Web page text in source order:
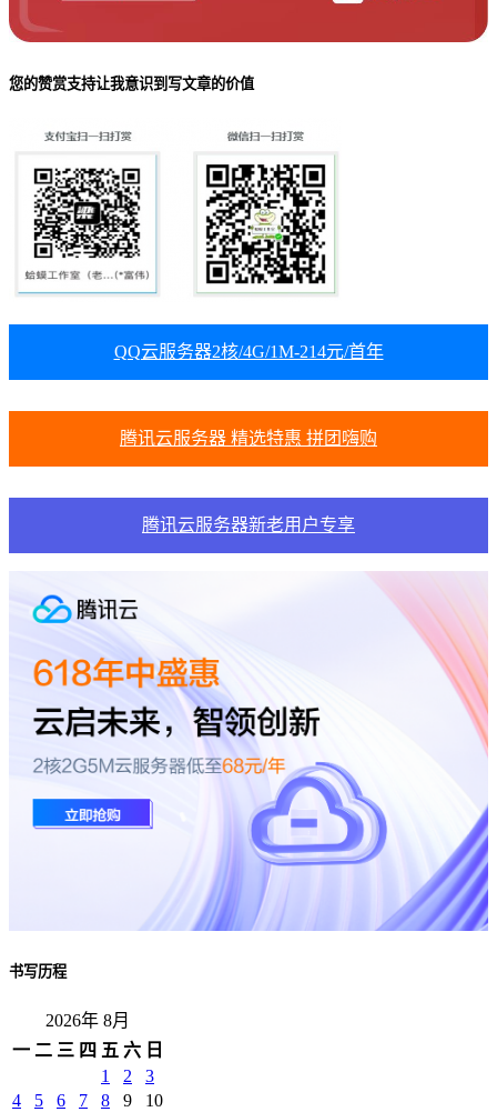
您的赞赏支持让我意识到写文章的价值
QQ云服务器2核/4G/1M-214元/首年
腾讯云服务器 精选特惠 拼团嗨购
腾讯云服务器新老用户专享
书写历程
2026年 8月
一 二 三 四 五 六 日
1
2
3
4
5 6 7 8 9
10